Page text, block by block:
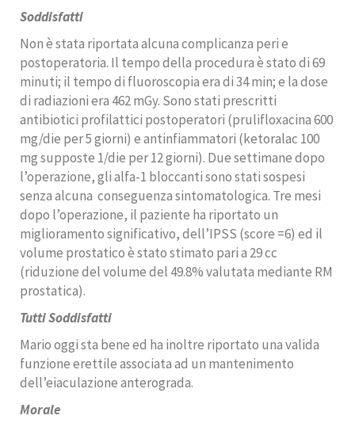
Soddisfatti
Non è stata riportata alcuna complicanza peri e
postoperatoria. Il tempo della procedura è stato di 69
minuti; il tempo di fluoroscopia era di 34 min; e la dose
di radiazioni era 462 mGy. Sono stati prescritti
antibiotici profilattici postoperatori (prulifloxacina 600
mg/die per 5 giorni) e antinfiammatori (ketoralac 100
mg supposte 1/die per 12 giorni). Due settimane dopo
l’operazione, gli alfa-1 bloccanti sono stati sospesi
senza alcuna conseguenza sintomatologica. Tre mesi
dopo l’operazione, il paziente ha riportato un
miglioramento significativo, dell’IPSS (score =6) ed il
volume prostatico è stato stimato pari a 29 cc
(riduzione del volume del 49.8% valutata mediante RM
prostatica).
Tutti Soddisfatti
Mario oggi sta bene ed ha inoltre riportato una valida
funzione erettile associata ad un mantenimento
dell’eiaculazione anterograda.
Morale